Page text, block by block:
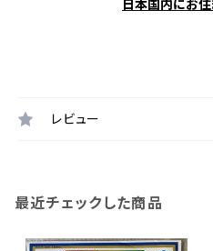
日本国内にお
レビュー
最近チェックした商品